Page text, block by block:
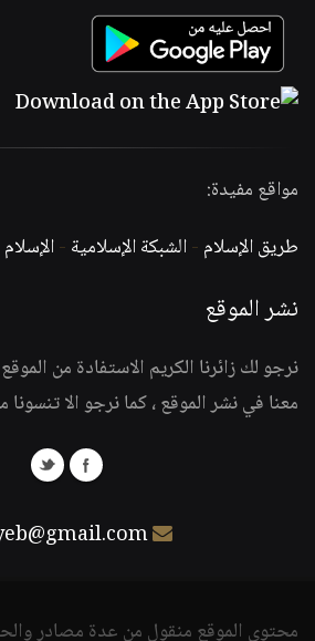
مواقع مفيدة:
طريق الإسلام -الشبكة الإسلامية -
نشر الموقع
نرجو لك زائرنا الكريم الاستفادة من
معنا في نشر الموقع ، كما نرجو الا
محتوى الموقع منقول من عدة مصادر